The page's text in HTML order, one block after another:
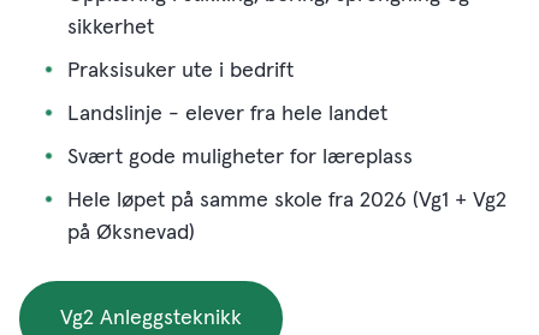
sikkerhet
Praksisuker ute i bedrift
Landslinje - elever fra hele landet
Svært gode muligheter for læreplass
Hele løpet på samme skole fra 2026 (Vg1 + Vg2
på Øksnevad)
Vg2 Anleggsteknikk